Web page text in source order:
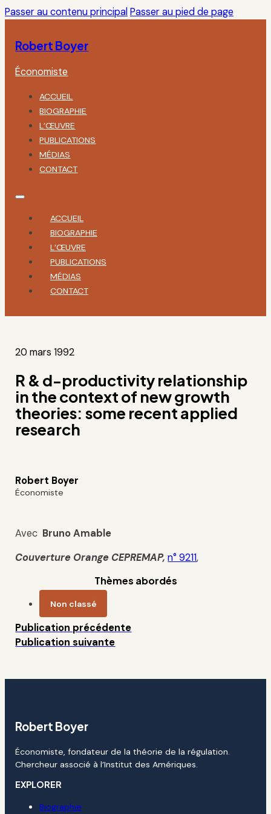
Passer au contenu principal Passer au pied de page
Robert Boyer
Économiste
ACCUEIL
BIOGRAPHIE
L’ŒUVRE
PUBLICATIONS
MÉDIAS
CONTACT
ACCUEIL
BIOGRAPHIE
L’ŒUVRE
PUBLICATIONS
MÉDIAS
CONTACT
20 mars 1992
R & d-productivity relationship
in the context of new growth
theories: some recent applied
research
Robert Boyer
Économiste
Avec Bruno Amable
Couverture Orange CEPREMAP, n° 9211,
Thèmes abordés
Non classé
Publication précédente
Publication suivante
Robert Boyer
Économiste, fondateur de la théorie de la régulation.
Chercheur associé à l’Institut des Amériques.
EXPLORER
Biographie